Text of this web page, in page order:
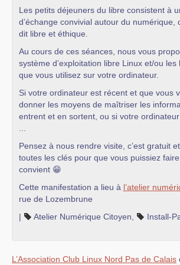
Les petits déjeuners du libre consistent à
d’échange convivial autour du numérique,
dit libre et éthique.
Au cours de ces séances, nous vous
système d’exploitation libre Linux et/ou les
que vous utilisez sur votre ordinateur.
Si votre ordinateur est récent et que vous
donner les moyens de maîtriser les
entrent et en sortent, ou si votre
Pensez à nous rendre visite, c’est gratuit
toutes les clés pour que vous puissiez
convient 😁
Cette manifestation a lieu à l’atelier
rue de Lozembrune
|
Atelier Numérique Citoyen Install-
L’Association Club Linux Nord Pas de Calais